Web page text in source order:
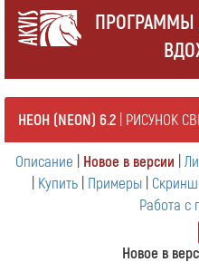
ПРОГРАММЫ
НЕОН (NEON) 6.2 | РИСУНОК
Описание Новое в версии
Купить Примеры
Работа с
Новое в